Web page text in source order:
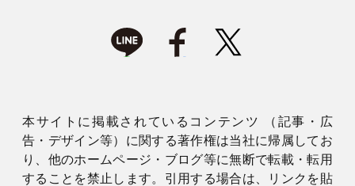
本サイトに掲載されているコンテンツ （記事・広
告・デザイン等）に関する著作権は当社に帰属してお
り、他のホームページ・ブログ等に無断で転載・転用
することを禁止します。引用する場合は、リンクを貼